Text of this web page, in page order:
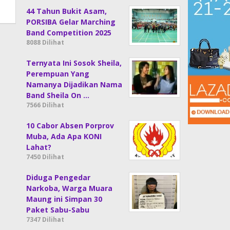
44 Tahun Bukit Asam,
PORSIBA Gelar Marching
Band Competition 2025
8088 Dilihat
Ternyata Ini Sosok Sheila,
Perempuan Yang
Namanya Dijadikan Nama
Band Sheila On …
7566 Dilihat
10 Cabor Absen Porprov
Muba, Ada Apa KONI
Lahat?
7450 Dilihat
Diduga Pengedar
Narkoba, Warga Muara
Maung ini Simpan 30
Paket Sabu-Sabu
7347 Dilihat